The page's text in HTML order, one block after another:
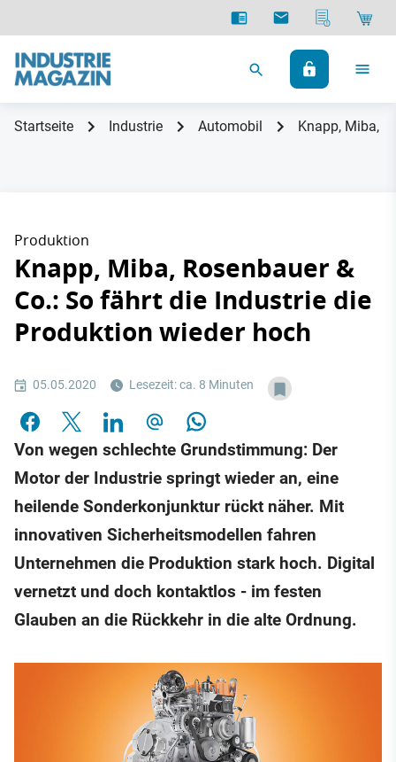
Startseite Industrie Automobil Knapp, Miba,
Produktion
Knapp, Miba, Rosenbauer &
Co.: So fährt die Industrie die
Produktion wieder hoch
05.05.2020 Lesezeit: ca. 8 Minuten
Von wegen schlechte Grundstimmung: Der
Motor der Industrie springt wieder an, eine
heilende Sonderkonjunktur rückt näher. Mit
innovativen Sicherheitsmodellen fahren
Unternehmen die Produktion stark hoch. Digital
vernetzt und doch kontaktlos - im festen
Glauben an die Rückkehr in die alte Ordnung.